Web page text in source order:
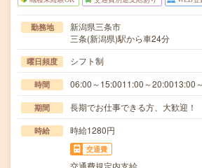
勤務地
新潟県三条市
三条(新潟県)駅から車24分
曜日頻度 シフト制
時間 06:00～15:0011:00～20:0013:00
期間 長期でお仕事できる方、大歓迎！
時給 時給1280円
交通費
交通費規定内支給